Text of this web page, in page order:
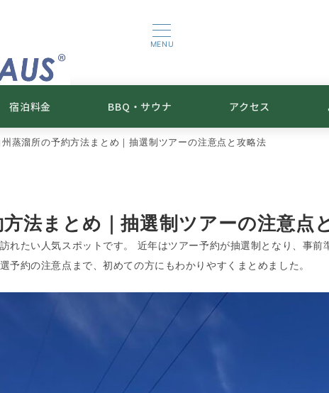
MENU
宿泊料金 BBQ・サウナ アクセス
蒸溜所の予約方法まとめ｜抽選制ツアーの注意点と攻略法
法まとめ｜抽選制ツアーの注意点
れたい人気スポットです。 近年はツアー予約が抽選制となり、事
約の注意点まで、初めての方にもわかりやすくまとめました。